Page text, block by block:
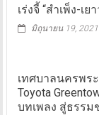
เร่งจี้ “สำเพ็ง-เ
มิถุนายน 19, 2021
เทศบาลนครพร
Toyota
บทเพลง สู่ธรรม